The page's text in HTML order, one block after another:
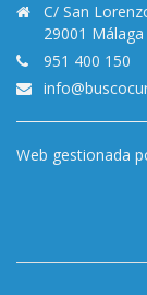
C/ San
29001 Málaga
951 400 150
Web gestionada